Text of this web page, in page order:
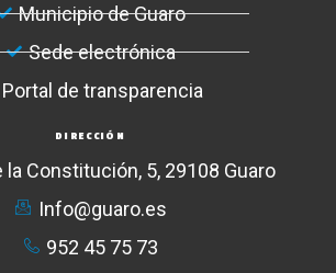
Municipio de Guaro
Sede electrónica
Portal de transparencia
DIRECCIÓN
la Constitución, 5, 29108 Guaro
Info@guaro.es
952 45 75 73​